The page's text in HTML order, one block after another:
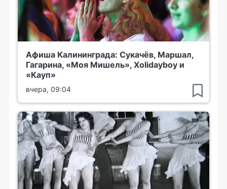
Афиша Калининграда: Сукачёв, Маршал,
Гагарина, «Моя Мишель», Xolidayboy и
«Кауп»
вчера, 09:04